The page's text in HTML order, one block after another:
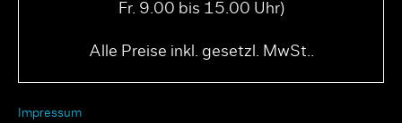
Fr. 9.00 bis 15.00 Uhr)
Alle Preise inkl. gesetzl. MwSt..
Impressum